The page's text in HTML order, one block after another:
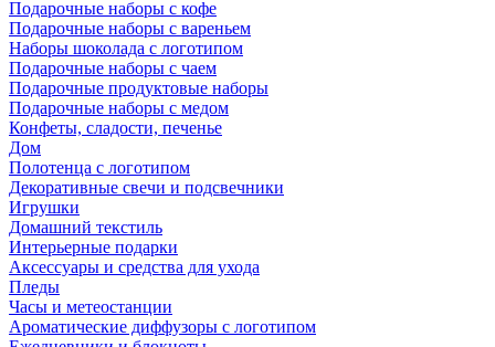
Подарочные наборы с кофе
Подарочные наборы с вареньем
Наборы шоколада с логотипом
Подарочные наборы с чаем
Подарочные продуктовые наборы
Подарочные наборы с медом
Конфеты, сладости, печенье
Дом
Полотенца с логотипом
Декоративные свечи и подсвечники
Игрушки
Домашний текстиль
Интерьерные подарки
Аксессуары и средства для ухода
Пледы
Часы и метеостанции
Ароматические диффузоры с логотипом